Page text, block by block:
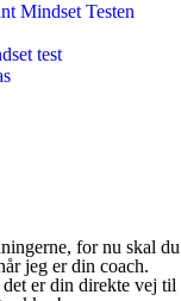
Mindset Testen
test
for nu skal
jeg er din coach.
er din direkte vej til